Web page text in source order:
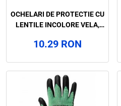
OCHELARI DE PROTECTIE CU
LENTILE INCOLORE VELA,
10.29 RON